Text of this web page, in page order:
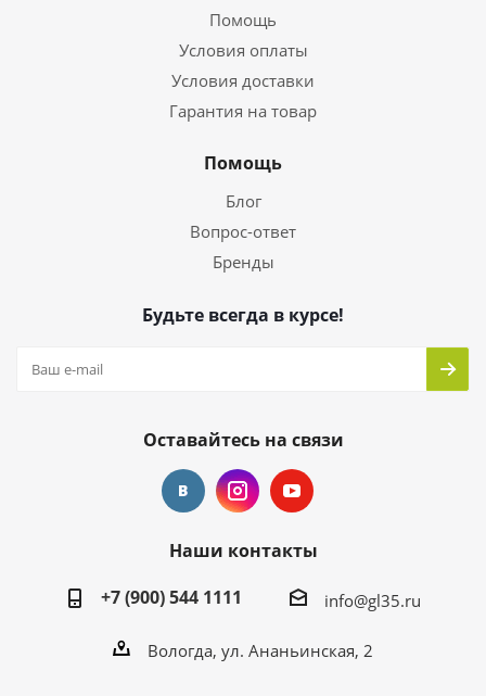
Помощь
Условия оплаты
Условия доставки
Гарантия на товар
Помощь
Блог
Вопрос-ответ
Бренды
Будьте всегда в курсе!
Оставайтесь на связи
Наши контакты
+7 (900) 544 1111
info@gl35.ru
Вологда, ул. Ананьинская, 2